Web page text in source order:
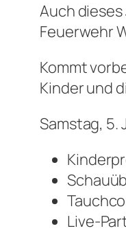
Auch
Feuerwehr
Kommt
Kinder und
Samstag, 5.
Live-